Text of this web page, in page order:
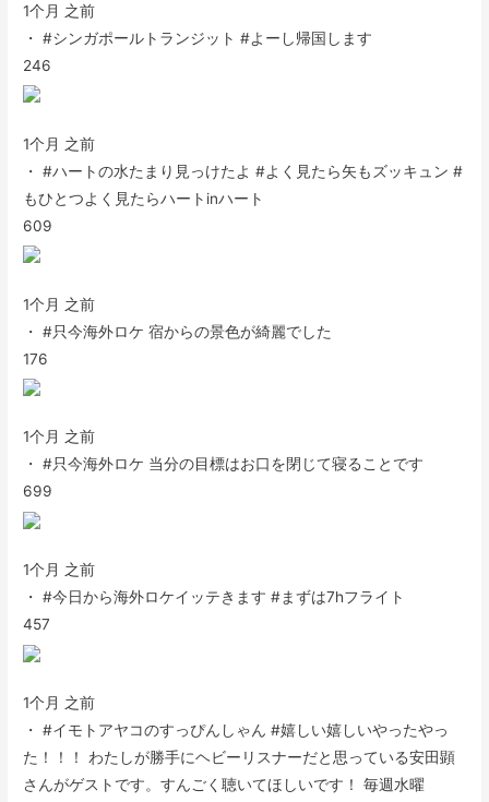
1个月 之前
・ #シンガポールトランジット #よーし帰国します
246
1个月 之前
・ #ハートの水たまり見っけたよ #よく見たら矢もズッキュン #
もひとつよく見たらハートinハート
609
1个月 之前
・ #只今海外ロケ 宿からの景色が綺麗でした
176
1个月 之前
・ #只今海外ロケ 当分の目標はお口を閉じて寝ることです
699
1个月 之前
・ #今日から海外ロケイッテきます #まずは7hフライト
457
1个月 之前
・ #イモトアヤコのすっぴんしゃん #嬉しい嬉しいやったやっ
た！！！ わたしが勝手にヘビーリスナーだと思っている安田顕
さんがゲストです。すんごく聴いてほしいです！ 毎週水曜